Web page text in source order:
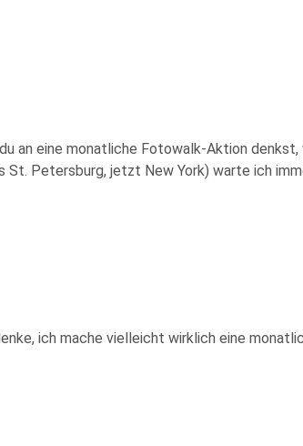
an eine monatliche Fotowalk-Aktion denkst,
St. Petersburg, jetzt New York) warte ich
ich mache vielleicht wirklich eine